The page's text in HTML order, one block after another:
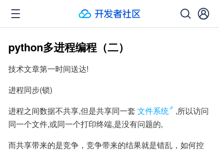
python多进程编程（二）
技术文章第一时间送达!
进程同步(锁)
进程之间数据不共享,但是共享同一套 文件系统
,所以访问
同一个文件,或同一个打印终端,是没有问题的,
而共享带来的是竞争，竞争带来的结果就是错乱，如何控